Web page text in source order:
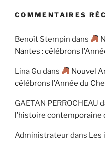
COMMENTAIRES
Benoît Stempin dans
Nantes : célébrons
Lina Gu dans
Nouvel
célébrons l’Année du
GAETAN PERROCHEAU
l’histoire contemporaine
Administrateurdans Les